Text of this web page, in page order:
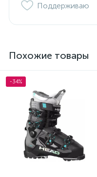
Поддерживаю
Похожие товары
-34%